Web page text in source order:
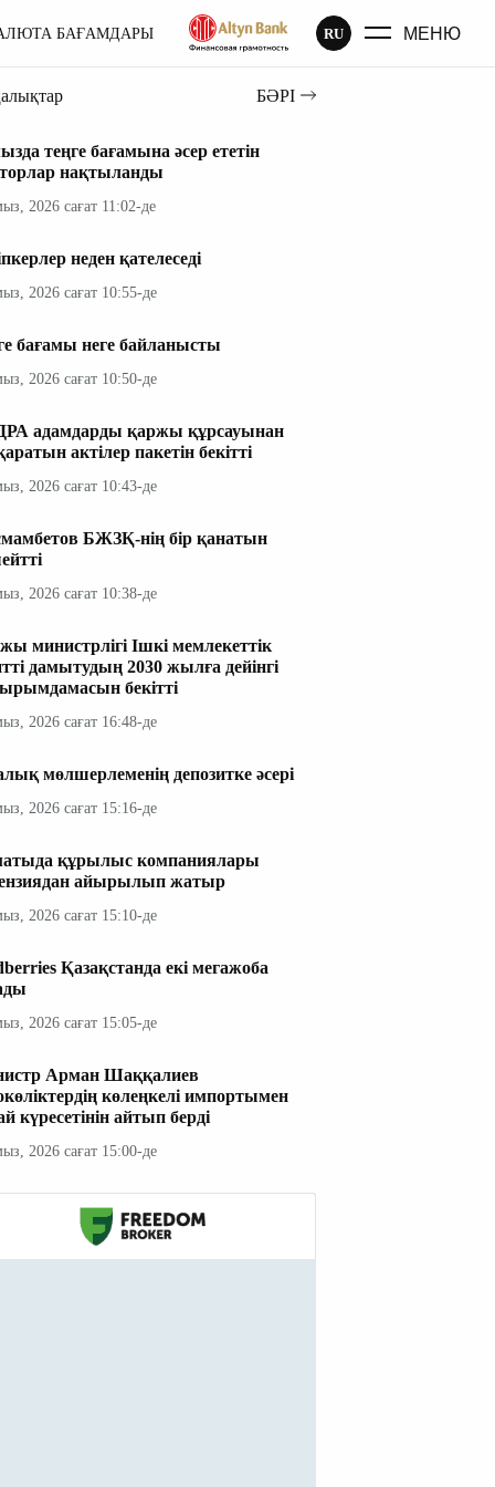
БАҒАМДАРЫ RU МЕНЮ
БӘРІ
теңге бағамына әсер ететін
нақтыланды
2026 сағат 11:02-де
неден қателеседі
2026 сағат 10:55-де
бағамы неге байланысты
2026 сағат 10:50-де
адамдарды қаржы құрсауынан
актілер пакетін бекітті
2026 сағат 10:43-де
БЖЗҚ-нің бір қанатын
2026 сағат 10:38-де
министрлігі Ішкі мемлекеттік
дамытудың 2030 жылға дейінгі
бекітті
2026 сағат 16:48-де
мөлшерлеменің депозитке әсері
2026 сағат 15:16-де
құрылыс компаниялары
айырылып жатыр
2026 сағат 15:10-де
Қазақстанда екі мегажоба
2026 сағат 15:05-де
Арман Шаққалиев
көлеңкелі импортымен
күресетінін айтып берді
2026 сағат 15:00-де